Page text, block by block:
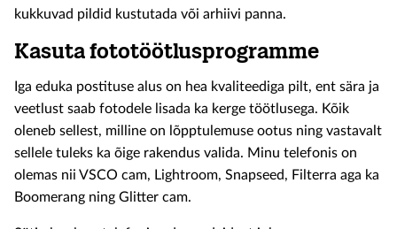
kukkuvad pildid kustutada või arhiivi panna.
Kasuta fototöötlusprogramme
Iga eduka postituse alus on hea kvaliteediga pilt, ent sära ja
veetlust saab fotodele lisada ka kerge töötlusega. Kõik
oleneb sellest, milline on lõpptulemuse ootus ning vastavalt
sellele tuleks ka õige rakendus valida. Minu telefonis on
olemas nii VSCO cam, Lightroom, Snapseed, Filterra aga ka
Boomerang ning Glitter cam.